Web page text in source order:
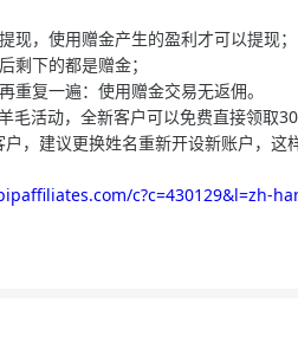
现，使用赠金产生的盈利才可以提现；
剩下的都是赠金；
重复一遍：使用赠金交易无返佣。
毛活动，全新客户可以免费直接领取
，建议更换姓名重新开设新账户，这
c?c=430129&l=zh-